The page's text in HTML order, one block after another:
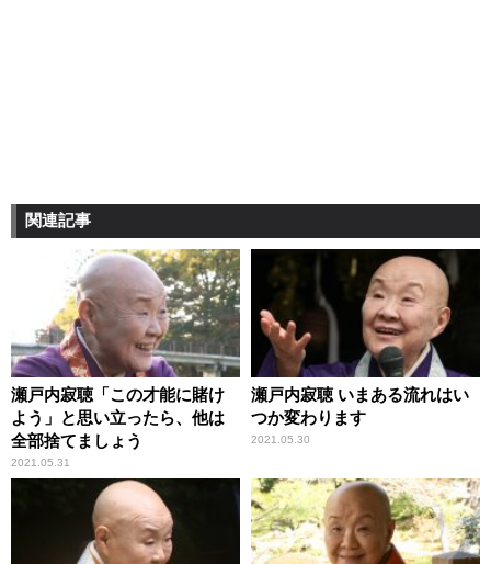
関連記事
瀬戸内寂聴「この才能に賭け
よう」と思い立ったら、他は
全部捨てましょう
2021.05.31
瀬戸内寂聴 いまある流れはい
つか変わります
2021.05.30